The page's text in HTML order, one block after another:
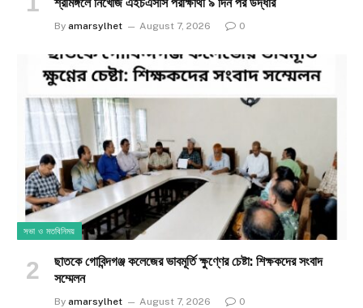
By amarsylhet August 7, 2026 0
সভা ও মতবিনিময়
ছাতকে গোবিন্দগঞ্জ কলেজের ভাবমূর্তি ক্ষুণ্ণের চেষ্টা: শিক্ষকদের সংবাদ
সম্মেলন
By amarsylhet August 7, 2026 0